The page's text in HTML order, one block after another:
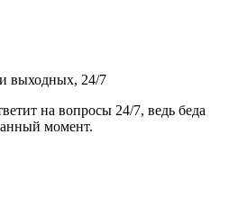
и выходных, 24/7
на вопросы 24/7, ведь беда
момент.